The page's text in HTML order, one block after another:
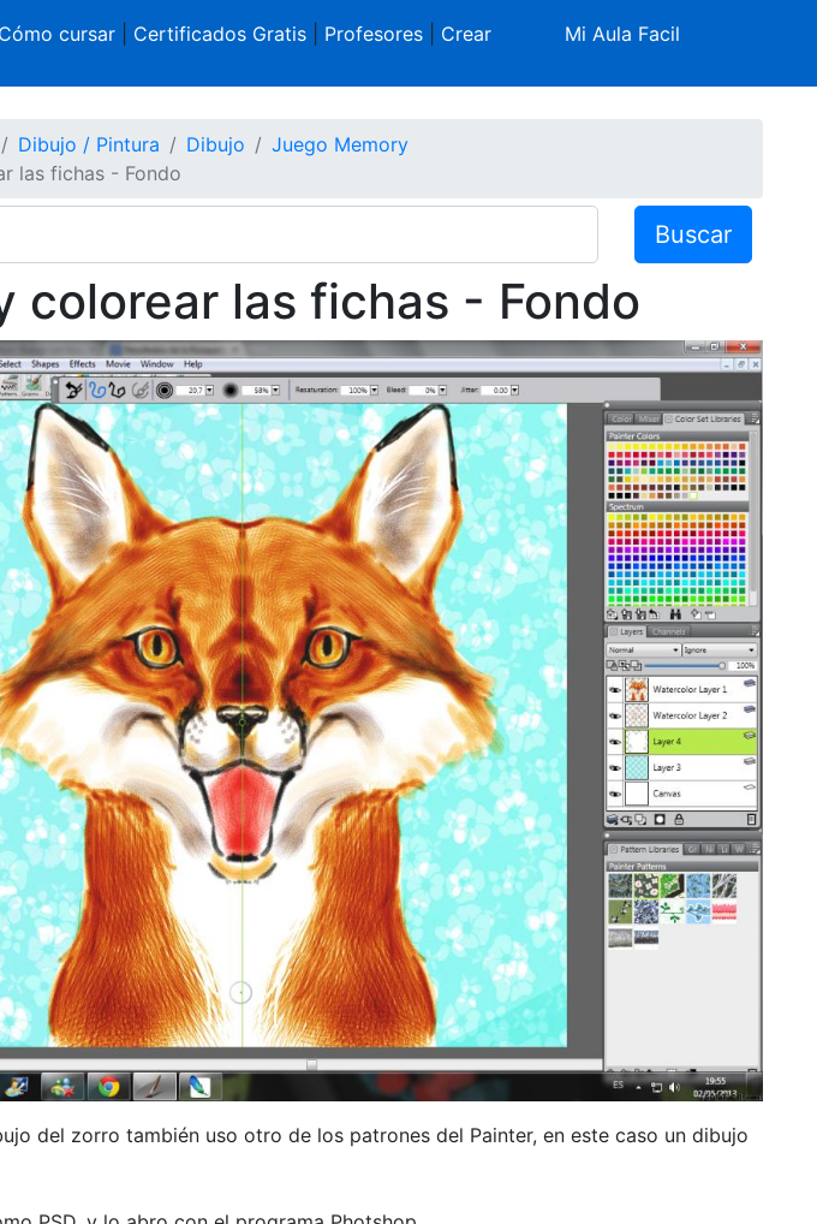
Cómo cursar| Certificados Gratis| Profesores| Crear
Mi Aula Facil
Dibujo / Pintura Dibujo
Juego Memory
las fichas - Fondo
Buscar
colorear las fichas - Fondo
del zorro también uso otro de los patrones del Painter, en este caso un dibujo